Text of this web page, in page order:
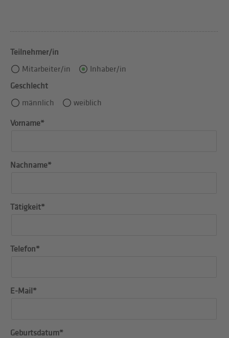
Teilnehmer/in
Mitarbeiter/in
Inhaber/in
Geschlecht
männlich
weiblich
Vorname*
Nachname*
Tätigkeit*
Telefon*
E-Mail*
Geburtsdatum*